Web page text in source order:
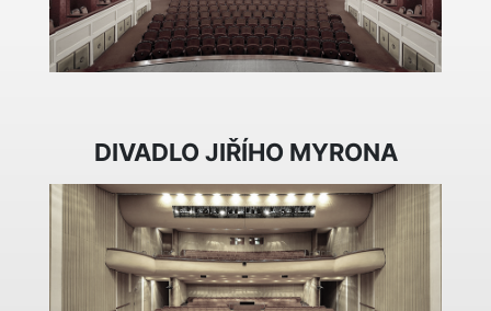
DIVADLO JIŘÍHO MYRONA